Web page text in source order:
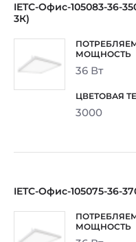
IETC-Офис-105083-36-
3К)
36 Вт
3000
IETC-Офис-105075-36-